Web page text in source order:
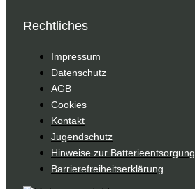
Rechtliches
Impressum
Datenschutz
AGB
Cookies
Kontakt
Jugendschutz
Hinweise zur Batterieentsorgung
Barrierefreiheitserklärung